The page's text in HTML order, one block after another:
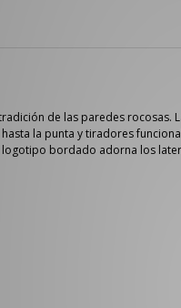
de las paredes
la punta y tiradores
bordado adorna los